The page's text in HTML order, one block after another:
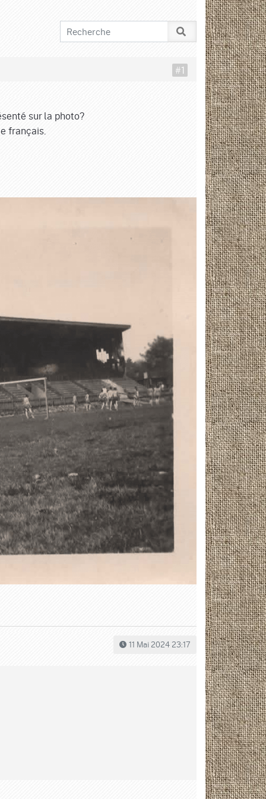
sur la photo?
français.
11 Mai 2024 23:17
#1